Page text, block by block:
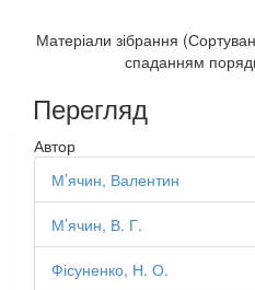
Матеріали зібрання
спаданням
Перегляд
Автор
М’ячин, Валентин
М’ячин, В. Г.
Фісуненко, Н. О.